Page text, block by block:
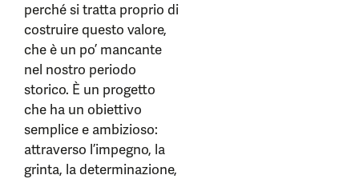
perché si tratta proprio di
costruire questo valore,
che è un po’ mancante
nel nostro periodo
storico. È un progetto
che ha un obiettivo
semplice e ambizioso:
attraverso l’impegno, la
grinta, la determinazione,